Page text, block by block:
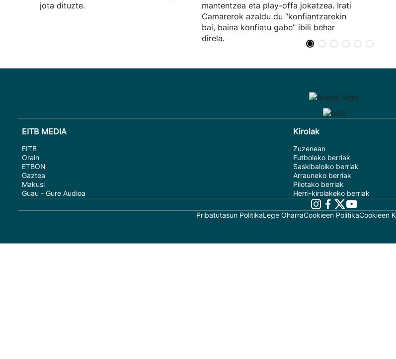
jota dituzte.
mantentzea eta play-offa jokatzea. Irati
Camarerok azaldu du “konfiantzarekin
bai, baina konfiatu gabe” ibili behar
direla.
EITB MEDIA
EITB
Orain
ETBON
Gaztea
Makusi
Guau - Gure Audioa
Kirolak
Zuzenean
Futboleko berriak
Saskibaloiko berriak
Arrauneko berriak
Pilotako berriak
Herri-kirolakeko berriak
Pribatutasun PolitikaLege OharraCookieen PolitikaCookieen